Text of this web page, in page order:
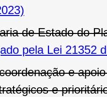
de Estado do
pela Lei 21352
e
e